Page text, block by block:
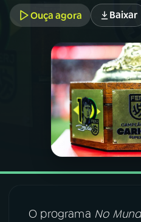
PROGRAMAS
PODCASTS
VIDEOCASTS
Ouça agora Baixar
O programa No